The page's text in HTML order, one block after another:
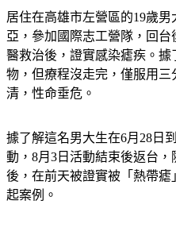
居住在高雄市左營區的19歲
亞，參加國際志工營隊，回
醫救治後，證實感染瘧疾。
物，但療程沒走完，僅服用三
據了解這名男大生在6月28日
動，8月3日活動結束後返台
後，在前天被證實被「熱帶瘧